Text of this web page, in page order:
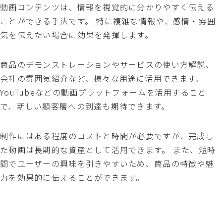
動画コンテンツは、情報を視覚的に分かりやすく伝える
ことができる手法です。 特に複雑な情報や、感情・雰囲
気を伝えたい場合に効果を発揮します。
商品のデモンストレーションやサービスの使い方解説、
会社の雰囲気紹介など、様々な用途に活用できます。
YouTubeなどの動画プラットフォームを活用すること
で、新しい顧客層への到達も期待できます。
制作にはある程度のコストと時間が必要ですが、完成し
た動画は長期的な資産として活用できます。 また、短時
間でユーザーの興味を引きやすいため、商品の特徴や魅
力を効果的に伝えることができます。